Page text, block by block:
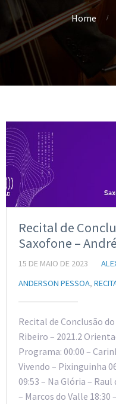
Home
Recital de
Saxofone –
15 DE MAIO DE 2023
ANDERSON PESSOA,
Recital de Conclusão
Ribeiro – 2021.2
Programa: 00:00 –
Vivendo – Pixinguinha
09:53 – Na Glória –
– Marcos do Valle 18:30